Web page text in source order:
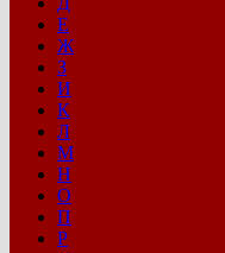
Е
Ж
З
И
К
Л
М
Н
О
П
Р